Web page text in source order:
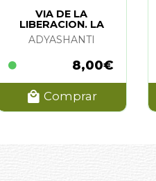
VIA DE LA
LIBERACION. LA
ADYASHANTI
8,00€
Comprar